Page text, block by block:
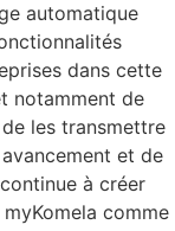
automatique
dans cette
notamment de
les transmettre
et de
à créer
comme